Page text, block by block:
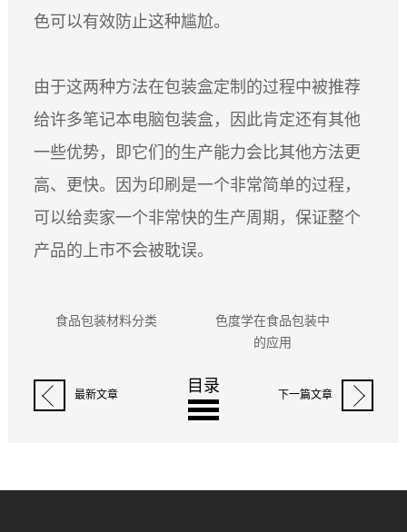
色可以有效防止这种尴尬。
由于这两种方法在包装盒定制的过程中被推荐
给许多笔记本电脑包装盒，因此肯定还有其他
一些优势，即它们的生产能力会比其他方法更
高、更快。因为印刷是一个非常简单的过程，
可以给卖家一个非常快的生产周期，保证整个
产品的上市不会被耽误。
食品包装材料分类
色度学在食品包装中
的应用
最新文章 目录 下一篇文章